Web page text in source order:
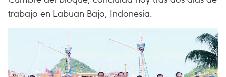
trabajo en Labuan Bajo, Indonesia.